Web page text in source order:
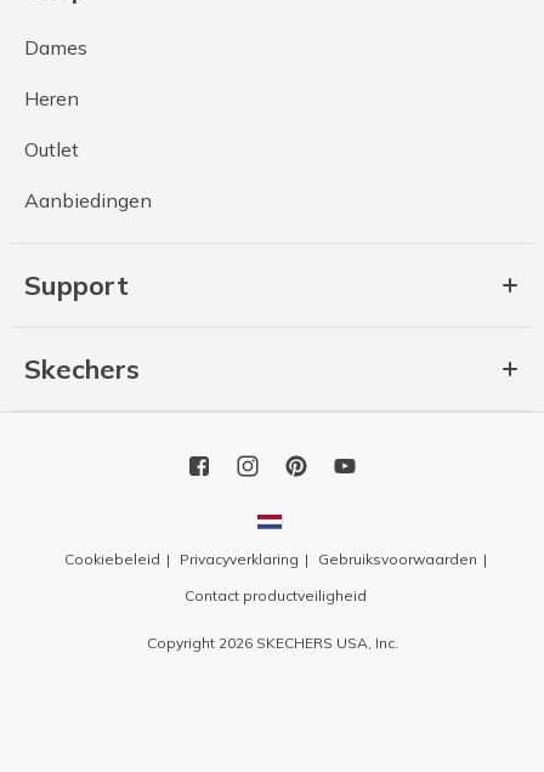
Dames
Heren
Outlet
Aanbiedingen
Support
Skechers
Cookiebeleid Privacyverklaring
Gebruiksvoorwaarden
Contact productveiligheid
Copyright 2026 SKECHERS USA, Inc.